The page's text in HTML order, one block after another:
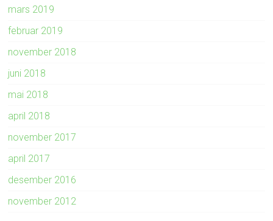
mars 2019
februar 2019
november 2018
juni 2018
mai 2018
april 2018
november 2017
april 2017
desember 2016
november 2012